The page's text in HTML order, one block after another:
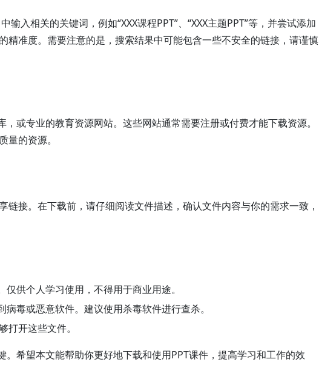
入相关的关键词，例如“XXX课程PPT”、“XXX主题PPT”等，并尝试添加
准度。需要注意的是，搜索结果中可能包含一些不安全的链接，请谨慎
或专业的教育资源网站。这些网站通常需要注册或付费才能下载资源。
的资源。
接。在下载前，请仔细阅读文件描述，确认文件内容与你的需求一致，
供个人学习使用，不得用于商业用途。
毒或恶意软件。建议使用杀毒软件进行查杀。
打开这些文件。
希望本文能帮助你更好地下载和使用PPT课件，提高学习和工作的效